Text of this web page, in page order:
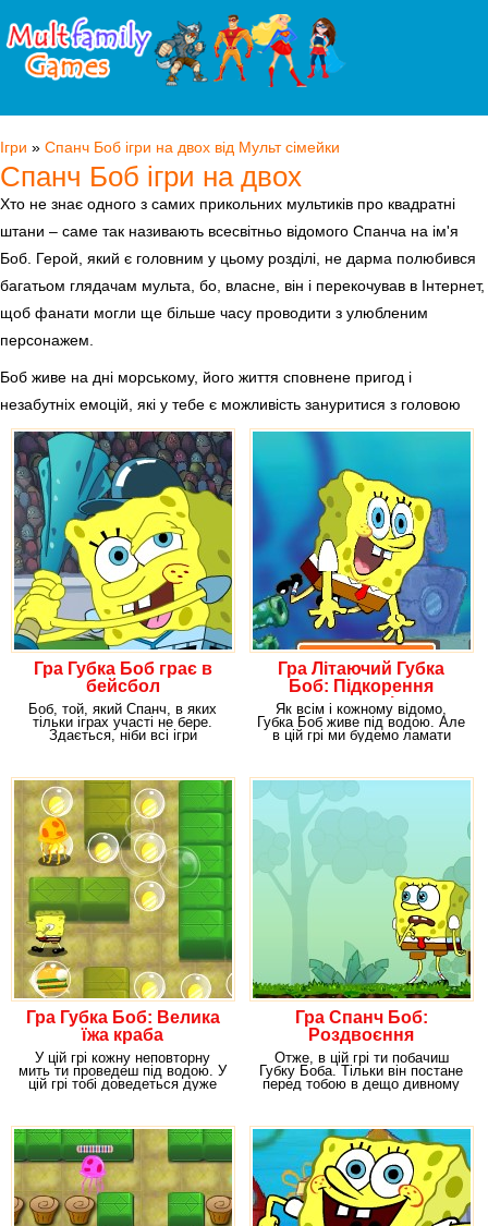
Ігри » Спанч Боб ігри на двох від Мульт сімейки
Спанч Боб ігри на двох
Хто не знає одного з самих прикольних мультиків про квадратні
штани – саме так називають всесвітньо відомого Спанча на ім'я
Боб. Герой, який є головним у цьому розділі, не дарма полюбився
багатьом глядачам мульта, бо, власне, він і перекочував в Інтернет,
щоб фанати могли ще більше часу проводити з улюбленим
персонажем.
Боб живе на дні морському, його життя сповнене пригод і
незабутніх емоцій, які у тебе є можливість зануритися з головою
Гра Губка Боб грає в
бейсбол
Боб, той, який Спанч, в яких
тільки іграх участі не бере.
Здається, ніби всі ігри
Гра Літаючий Губка
Боб: Підкорення
просторів
Як всім і кожному відомо,
Губка Боб живе під водою. Але
в цій грі ми будемо ламати
Гра Губка Боб: Велика
їжа краба
У цій грі кожну неповторну
мить ти проведеш під водою. У
цій грі тобі доведеться дуже
Гра Спанч Боб:
Роздвоєння
Отже, в цій грі ти побачиш
Губку Боба. Тільки він постане
перед тобою в дещо дивному